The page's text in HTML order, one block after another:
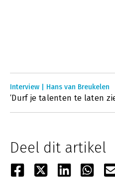
Interview | Hans van Breukelen
‘Durf je talenten te laten
Deel dit artikel